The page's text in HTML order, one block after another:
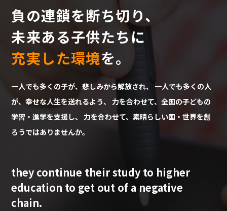
負の連鎖を断ち切り、
未来ある子供たちに
充実した環境を。
一人でも多くの子が、悲しみから解放され、
一人でも多くの人
が、幸せな人生を送れるよう、 力を合わせて、全国の子どもの
学習・進学を支援し、 力を合わせて、素晴らしい国・世界を創
ろうではありませんか。
they continue their study to higher
education to get out of a negative
chain.